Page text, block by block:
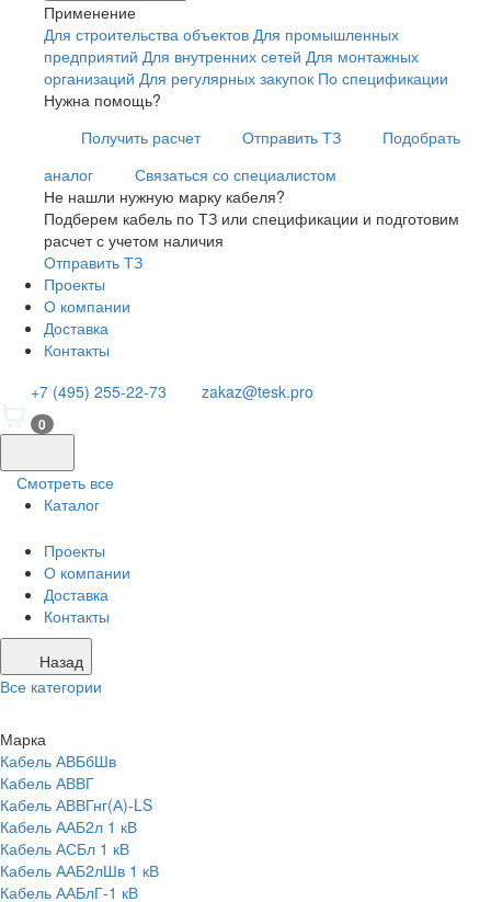
Применение
Для строительства объектов Для промышленных
предприятий Для внутренних сетей Для монтажных
организаций Для регулярных закупок По спецификации
Нужна помощь?
Получить расчет
Отправить ТЗ
Подобрать
аналог
Связаться со специалистом
Не нашли нужную марку кабеля?
Подберем кабель по ТЗ или спецификации и подготовим
расчет с учетом наличия
Отправить ТЗ
Проекты
О компании
Доставка
Контакты
+7 (495) 255-22-73
zakaz@tesk.pro
0
Смотреть все
Каталог
Проекты
О компании
Доставка
Контакты
Назад
Все категории
Марка
Кабель АВБбШв
Кабель АВВГ
Кабель АВВГнг(А)-LS
Кабель ААБ2л 1 кВ
Кабель АСБл 1 кВ
Кабель ААБ2лШв 1 кВ
Кабель ААБлГ-1 кВ